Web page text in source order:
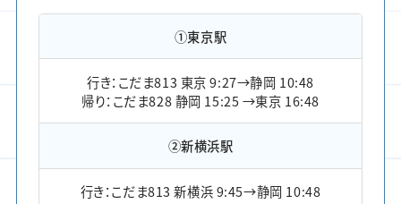
①東京駅
行き：こだま813 東京 9:27→静岡 10:48
帰り：こだま828 静岡 15:25 →東京 16:48
②新横浜駅
行き：こだま813 新横浜 9:45→静岡 10:48